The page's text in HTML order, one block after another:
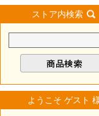
ストア内検索
ようこそ ゲスト